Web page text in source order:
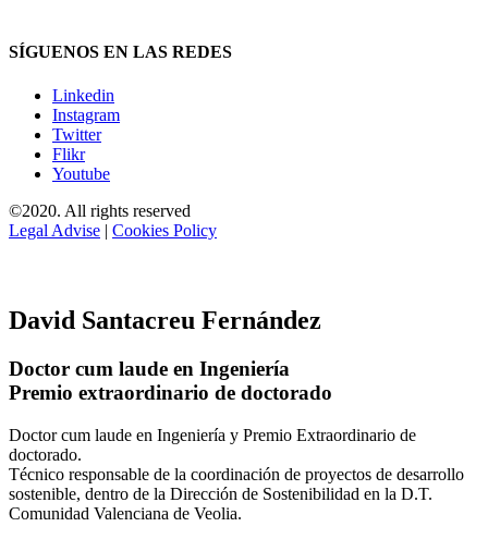
SÍGUENOS EN LAS REDES
Linkedin
Instagram
Twitter
Flikr
Youtube
©2020. All rights reserved
Legal Advise | Cookies Policy
David Santacreu Fernández
Doctor cum laude en Ingeniería
Premio extraordinario de doctorado
Doctor cum laude en Ingeniería y Premio Extraordinario de
doctorado.
Técnico responsable de la coordinación de proyectos de desarrollo
sostenible, dentro de la Dirección de Sostenibilidad en la D.T.
Comunidad Valenciana de Veolia.